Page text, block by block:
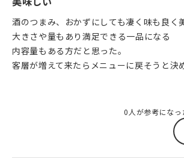
酒のつまみ、おかずにしても凄く味も良く
大きさや量もあり満足できる一品になる
内容量もある方だと思った。
客層が増えて来たらメニューに戻そうと決
0人が参考になっ